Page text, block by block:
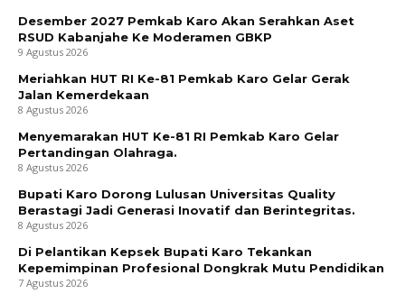
Desember 2027 Pemkab Karo Akan Serahkan Aset
RSUD Kabanjahe Ke Moderamen GBKP
9 Agustus 2026
Meriahkan HUT RI Ke-81 Pemkab Karo Gelar Gerak
Jalan Kemerdekaan
8 Agustus 2026
Menyemarakan HUT Ke-81 RI Pemkab Karo Gelar
Pertandingan Olahraga.
8 Agustus 2026
Bupati Karo Dorong Lulusan Universitas Quality
Berastagi Jadi Generasi Inovatif dan Berintegritas.
8 Agustus 2026
Di Pelantikan Kepsek Bupati Karo Tekankan
Kepemimpinan Profesional Dongkrak Mutu Pendidikan
7 Agustus 2026